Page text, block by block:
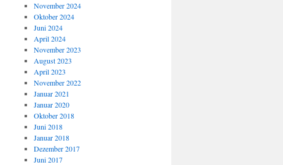
November 2024
Oktober 2024
Juni 2024
April 2024
November 2023
August 2023
April 2023
November 2022
Januar 2021
Januar 2020
Oktober 2018
Juni 2018
Januar 2018
Dezember 2017
Juni 2017